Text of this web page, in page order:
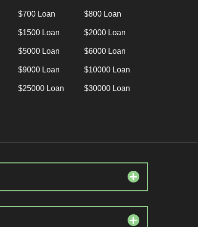
$700 Loan $800 Loan
$1500 Loan $2000 Loan
$5000 Loan $6000 Loan
$9000 Loan $10000 Loan
$25000 Loan $30000 Loan